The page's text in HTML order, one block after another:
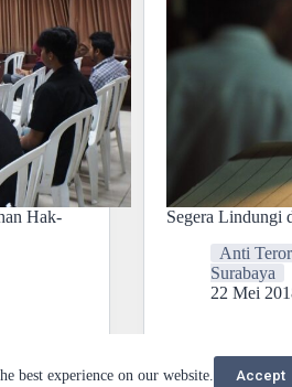
best experience on our website. Accept
Hak-
Segera Lindungi
Anti
Surabaya
22 Mei